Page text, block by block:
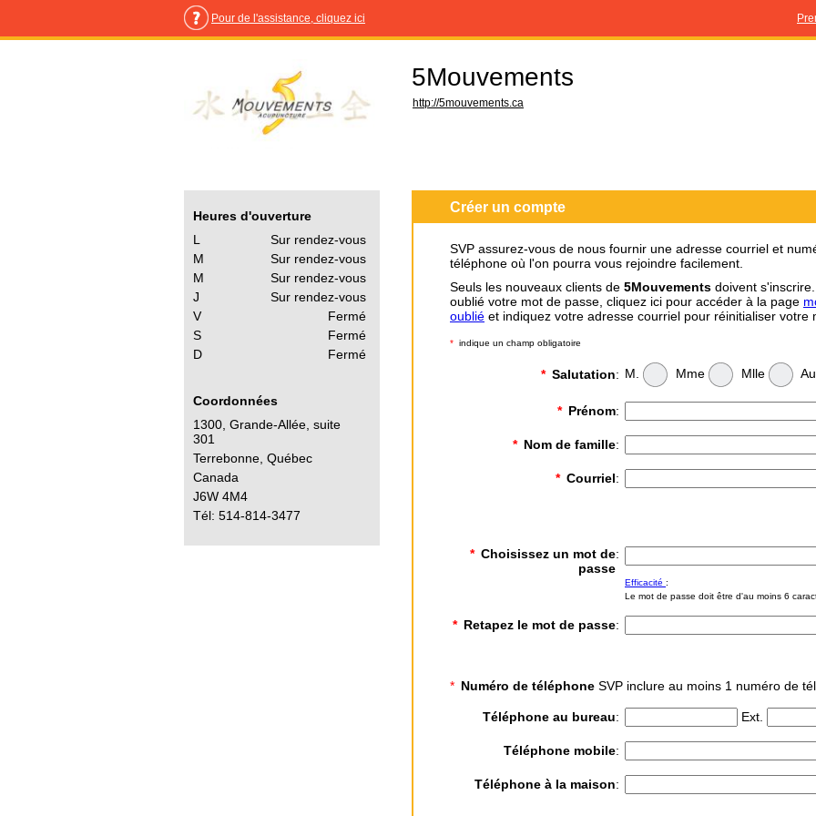
Pour de l'assistance, cliquez ici
5Mouvements
http://5mouvements.ca
Heures d'ouverture
L
Sur rendez-vous
M
Sur rendez-vous
M
Sur rendez-vous
J
Sur rendez-vous
V
Fermé
S
Fermé
D
Fermé
Coordonnées
1300, Grande-Allée, suite
301
Terrebonne, Québec
Canada
J6W 4M4
Tél: 514-814-3477
Créer un compte
SVP assurez-vous de nous fournir une adresse courriel et
téléphone où l'on pourra vous rejoindre facilement.
Seuls les nouveaux clients de 5Mouvements doivent
oublié votre mot de passe, cliquez ici pour accéder à la page
oublié et indiquez votre adresse courriel pour réinitialiser votre
* indique un champ obligatoire
* Salutation: M. Mme Mlle
* Prénom:
* Nom de famille:
* Courriel:
* Choisissez un mot de
passe
:
Efficacité :
Le mot de passe doit être d'au moins 6
* Retapez le mot de passe:
* Numéro de téléphone SVP inclure au moins 1 numéro de
Téléphone au bureau: Ext.
Téléphone mobile:
Téléphone à la maison: